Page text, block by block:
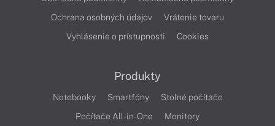
Ochrana osobných údajov
Vrátenie tovaru
Vyhlásenie o prístupnosti
Cookies
Produkty
Notebooky Smartfóny
Stolné počítače
Počítače All-in-One
Monitory